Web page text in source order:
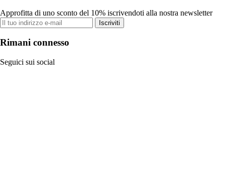
Approfitta di uno sconto del 10% iscrivendoti alla nostra newsletter
Iscriviti
Rimani connesso
Seguici sui social